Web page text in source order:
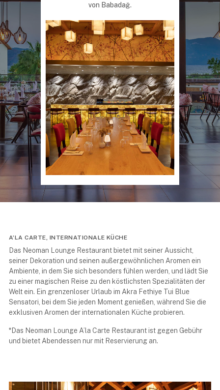
von Babadağ.
A’LA CARTE, INTERNATIONALE KÜCHE
Das Neoman Lounge Restaurant bietet mit seiner Aussicht,
seiner Dekoration und seinen außergewöhnlichen Aromen ein
Ambiente, in dem Sie sich besonders fühlen werden, und lädt Sie
zu einer magischen Reise zu den köstlichsten Spezialitäten der
Welt ein. Ein grenzenloser Urlaub im Akra Fethiye Tui Blue
Sensatori, bei dem Sie jeden Moment genießen, während Sie die
exklusiven Aromen der internationalen Küche probieren.
*Das Neoman Lounge A’la Carte Restaurant ist gegen Gebühr
und bietet Abendessen nur mit Reservierung an.